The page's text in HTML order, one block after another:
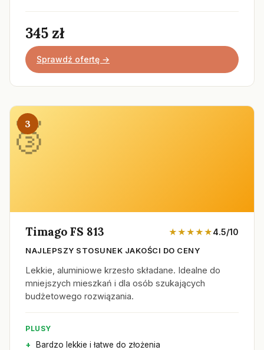
345 zł
Sprawdź ofertę →
3
Timago FS 813 ★★★★★4.5/10
NAJLEPSZY STOSUNEK JAKOŚCI DO CENY
Lekkie, aluminiowe krzesło składane. Idealne do
mniejszych mieszkań i dla osób szukających
budżetowego rozwiązania.
PLUSY
Bardzo lekkie i łatwe do złożenia